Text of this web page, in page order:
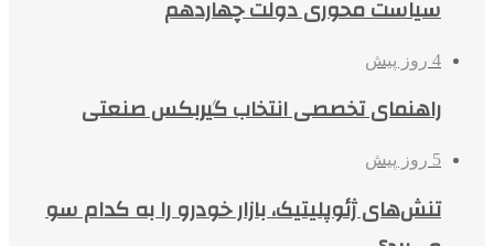
سیاست محوری دولت چهاردهم
4 روز پیش
راهنمای تخصصی انتخاب گیربکس صنعتی
5 روز پیش
تنش‌های ژئوپلیتیک، بازار خودرو را به کدام سو